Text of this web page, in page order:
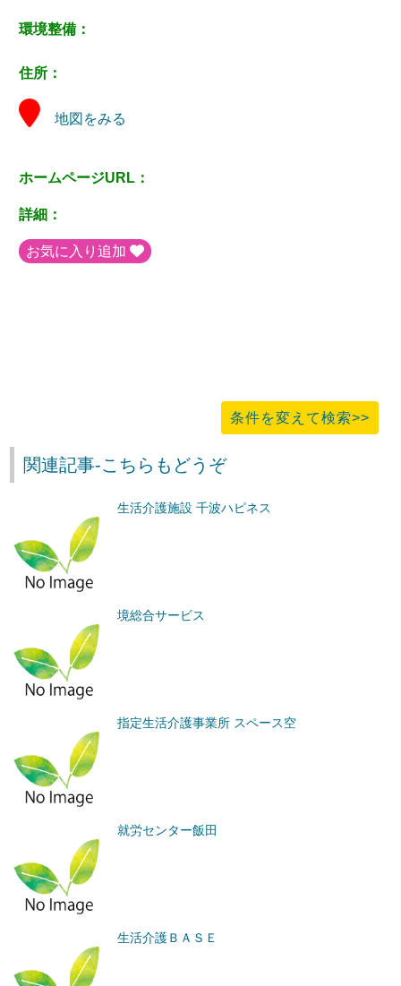
環境整備：
住所：
地図をみる
ホームページURL：
詳細：
お気に入り追加
条件を変えて検索>>
関連記事-こちらもどうぞ
生活介護施設 千波ハピネス
境総合サービス
指定生活介護事業所 スペース空
就労センター飯田
生活介護ＢＡＳＥ